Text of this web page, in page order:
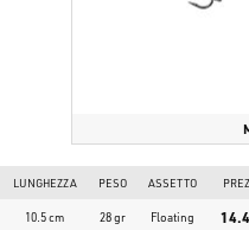
Compra tutte le esche giapponesi
LUNGHEZZA PESO ASSETTO
10.5 cm 28 gr Floating